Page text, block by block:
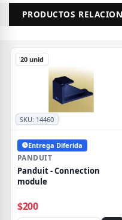
PRODUCTOS
SKU: 14460
20 unid
Entrega Diferida
PANDUIT
Panduit - Connection
module
$200